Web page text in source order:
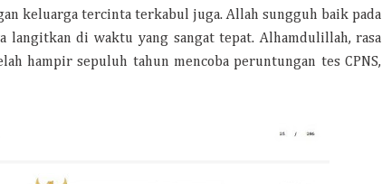
keluarga tercinta terkabul juga. Allah sungguh baik pada
langitkan di waktu yang sangat tepat. Alhamdulillah, rasa
hampir sepuluh tahun mencoba peruntungan tes CPNS,